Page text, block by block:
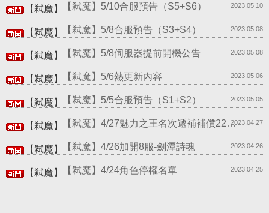
【弒魔】 【弒魔】5/10合服預告（S5+S6） 2023.05.10
【弒魔】 【弒魔】5/8合服預告（S3+S4） 2023.05.08
【弒魔】 【弒魔】5/8伺服器提前開機公告 2023.05.08
【弒魔】 【弒魔】5/6熱更新內容 2023.05.06
【弒魔】 【弒魔】5/5合服預告（S1+S2） 2023.05.05
【弒魔】 【弒魔】4/27魅力之王名次遞補補償22日.23日2023.04.27
【弒魔】 【弒魔】4/26加開8服-劍潭詩魂 2023.04.26
【弒魔】 【弒魔】4/24角色停權名單 2023.04.25